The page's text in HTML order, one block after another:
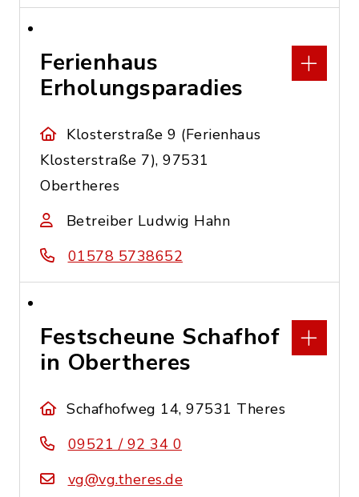
Ferienhaus
Erholungsparadies
Klosterstraße 9 (Ferienhaus
Klosterstraße 7), 97531
Obertheres
Betreiber Ludwig Hahn
01578 5738652
Festscheune Schafhof
in Obertheres
Schafhofweg 14, 97531 Theres
09521 / 92 34 0
vg@vg.theres.de